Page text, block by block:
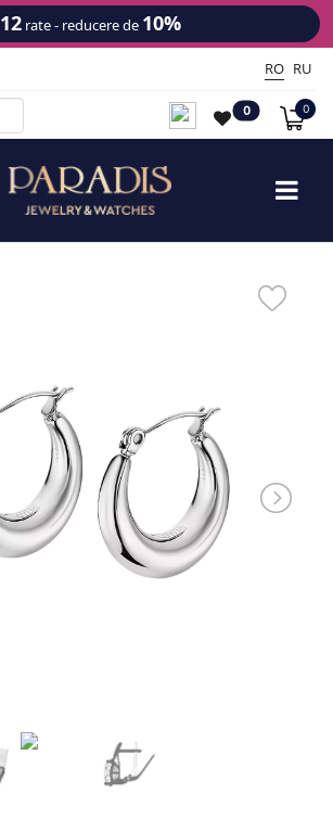
12rate - reducere de 10%
RO RU
0 0